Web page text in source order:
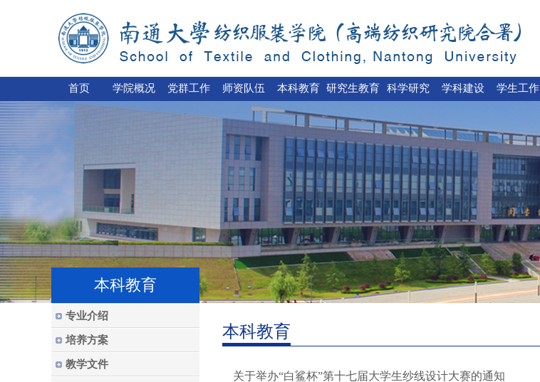
首页 学院概况 党群工作 师资队伍 本科教育 研究生教育 科学研究 学科建设 学生工作
本科教育
专业介绍
培养方案
教学文件
本科教育
关于举办“白鲨杯”第十七届大学生纱线设计大赛的通知